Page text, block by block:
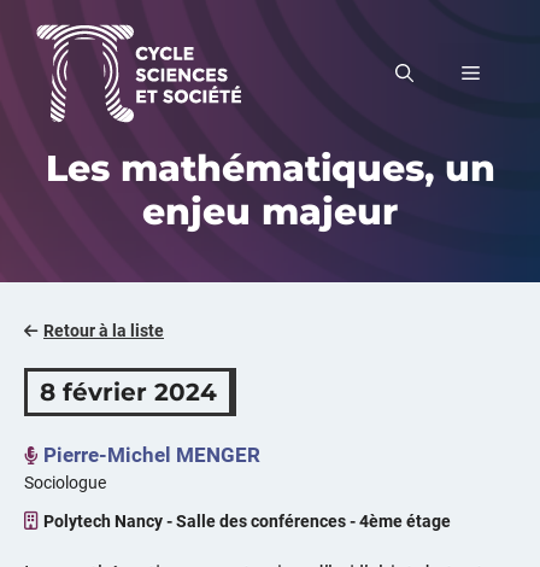
contenu
MENU
Les mathématiques, un
enjeu majeur
Retour à la liste
8 février 2024
Pierre-Michel MENGER
Sociologue
Polytech Nancy - Salle des conférences - 4ème étage